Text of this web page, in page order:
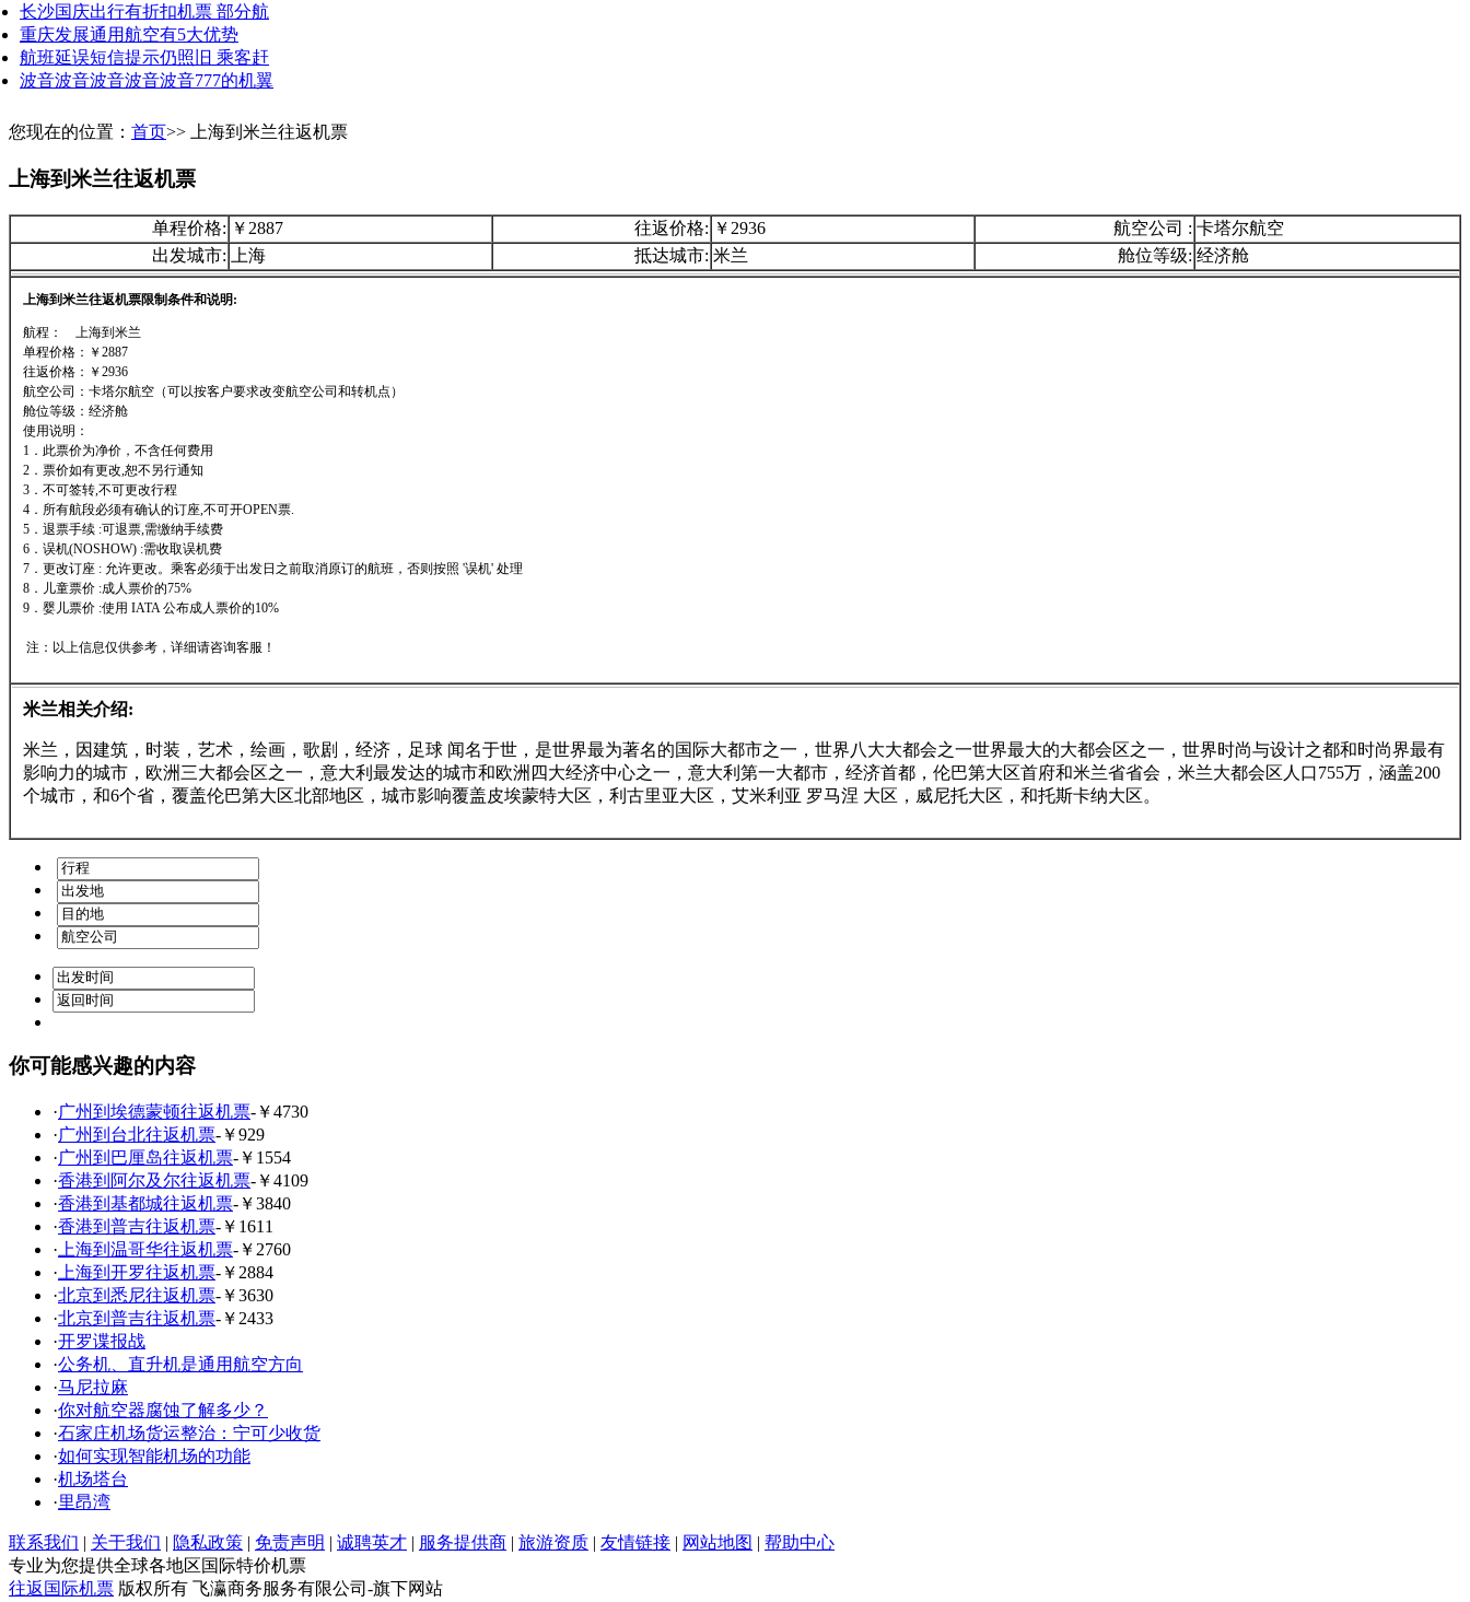
长沙国庆出行有折扣机票 部分航
重庆发展通用航空有5大优势
航班延误短信提示仍照旧 乘客赶
波音波音波音波音波音777的机翼
您现在的位置： 首页>> 上海到米兰往返机票
上海到米兰往返机票
单程价格: ￥2887 往返价格: ￥2936 航空公司 : 卡塔尔航空
出发城市:
上海 抵达城市: 米兰 舱位等级: 经济舱
上海到米兰往返机票限制条件和说明:
航程： 上海到米兰
单程价格：￥2887
往返价格：￥2936
航空公司：卡塔尔航空（可以按客户要求改变航空公司和转机点）
舱位等级：经济舱
使用说明：
1．此票价为净价，不含任何费用
2．票价如有更改,恕不另行通知
3．不可签转,不可更改行程
4．所有航段必须有确认的订座,不可开OPEN票.
5．退票手续 :可退票,需缴纳手续费
6．误机(NOSHOW) :需收取误机费
7．更改订座 : 允许更改。乘客必须于出发日之前取消原订的航班，否则按照 '误机' 处理
8．儿童票价 :成人票价的75%
9．婴儿票价 :使用 IATA 公布成人票价的10%
注：以上信息仅供参考，详细请咨询客服！
米兰相关介绍:
米兰，因建筑，时装，艺术，绘画，歌剧，经济，足球 闻名于世，是世界最为著名的国际大都市之一，世界八大大都会之一世界最大的大都会区之一，世界时尚与设计之都和时尚界最有
影响力的城市，欧洲三大都会区之一，意大利最发达的城市和欧洲四大经济中心之一，意大利第一大都市，经济首都，伦巴第大区首府和米兰省省会，米兰大都会区人口755万，涵盖200
个城市，和6个省，覆盖伦巴第大区北部地区，城市影响覆盖皮埃蒙特大区，利古里亚大区，艾米利亚 罗马涅 大区，威尼托大区，和托斯卡纳大区。
你可能感兴趣的内容
·广州到埃德蒙顿往返机票-￥4730
·广州到台北往返机票-￥929
·广州到巴厘岛往返机票-￥1554
·香港到阿尔及尔往返机票-￥4109
·香港到基都城往返机票-￥3840
·香港到普吉往返机票-￥1611
· 上海到温哥华往返机票-￥2760
· 上海到开罗往返机票-￥2884
·北京到悉尼往返机票-￥3630
·北京到普吉往返机票-￥2433
·开罗谍报战
·公务机、直升机是通用航空方向
·马尼拉麻
·你对航空器腐蚀了解多少？
·石家庄机场货运整治：宁可少收货
·如何实现智能机场的功能
·机场塔台
·里昂湾
联系我们 | 关于我们 | 隐私政策 | 免责声明 | 诚聘英才 | 服务提供商 | 旅游资质 | 友情链接 | 网站地图 | 帮助中心
专业为您提供全球各地区国际特价机票
往返国际机票 版权所有 飞瀛商务服务有限公司-旗下网站